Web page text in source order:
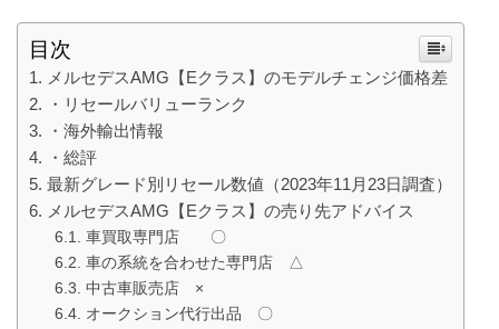
目次
メルセデスAMG【Eクラス】のモデルチェンジ価格差
・リセールバリューランク
・海外輸出情報
・総評
最新グレード別リセール数値（2023年11月23日調査）
メルセデスAMG【Eクラス】の売り先アドバイス
車買取専門店 〇
車の系統を合わせた専門店 △
中古車販売店 ×
オークション代行出品 〇